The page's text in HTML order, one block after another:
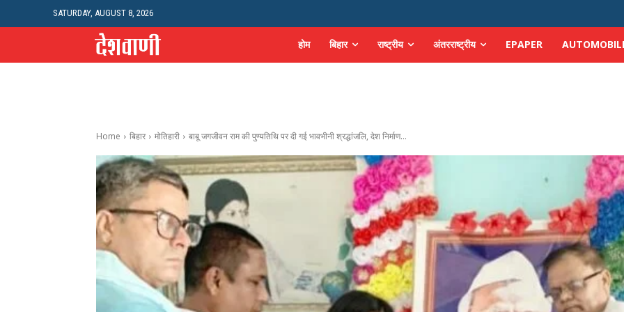
SATURDAY, AUGUST 8, 2026
होम बिहार राष्ट्रीय अंतरराष्ट्रीय EPAPER
Home बिहार मोतिहारी बाबू जगजीवन राम की पुण्यतिथि पर दी गई भावभीनी श्रद्धांजलि, देश निर्माण...